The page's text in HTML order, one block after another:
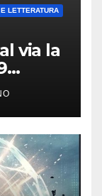
LETTERATURA
via la
a